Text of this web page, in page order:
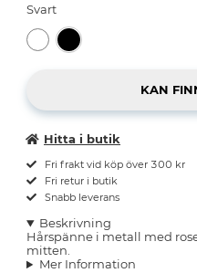
Svart
Hitta i butik
Fri frakt vid köp över 300 kr
Fri retur i butik
Snabb leverans
Beskrivning
Hårspänne i metall med
mitten.
Mer Information